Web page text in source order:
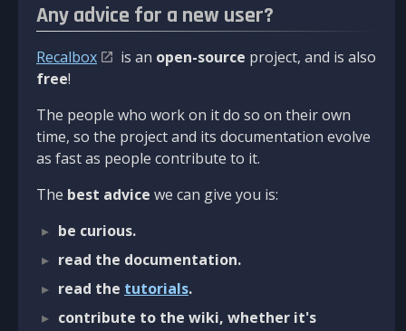
Any advice for a new user?
Recalbox is an open-source project, and is also
free!
The people who work on it do so on their own
time, so the project and its documentation evolve
as fast as people contribute to it.
The best advice we can give you is:
be curious.
read the documentation.
read the tutorials.
contribute to the wiki, whether it's